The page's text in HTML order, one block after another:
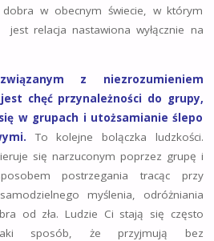
w obecnym świecie, w którym
relacja nastawiona wyłącznie na
z niezrozumieniem
chęć przynależności do grupy,
w grupach i utożsamianie ślepo
To kolejne bolączka ludzkości.
się narzuconym poprzez grupę i
postrzegania tracąc przy
myślenia, odróżniania
od zła. Ludzie Ci stają się często
sposób, że przyjmują bez